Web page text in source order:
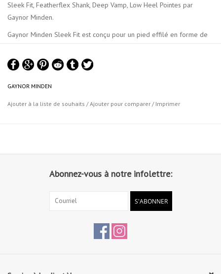
Sleek Fit, Featherflex Shank, Deep Vamp, Low Heel Pointes par
Gaynor Minden.
Gaynor Minden Sleek Fit est conçu pour un pied effilé en forme de
vraiment étroits.
GAYNOR MINDEN
Ajouter à la liste de souhaits /Ajouter pour comparer / Imprimer
Abonnez-vous à notre infolettre:
S'ABONNER